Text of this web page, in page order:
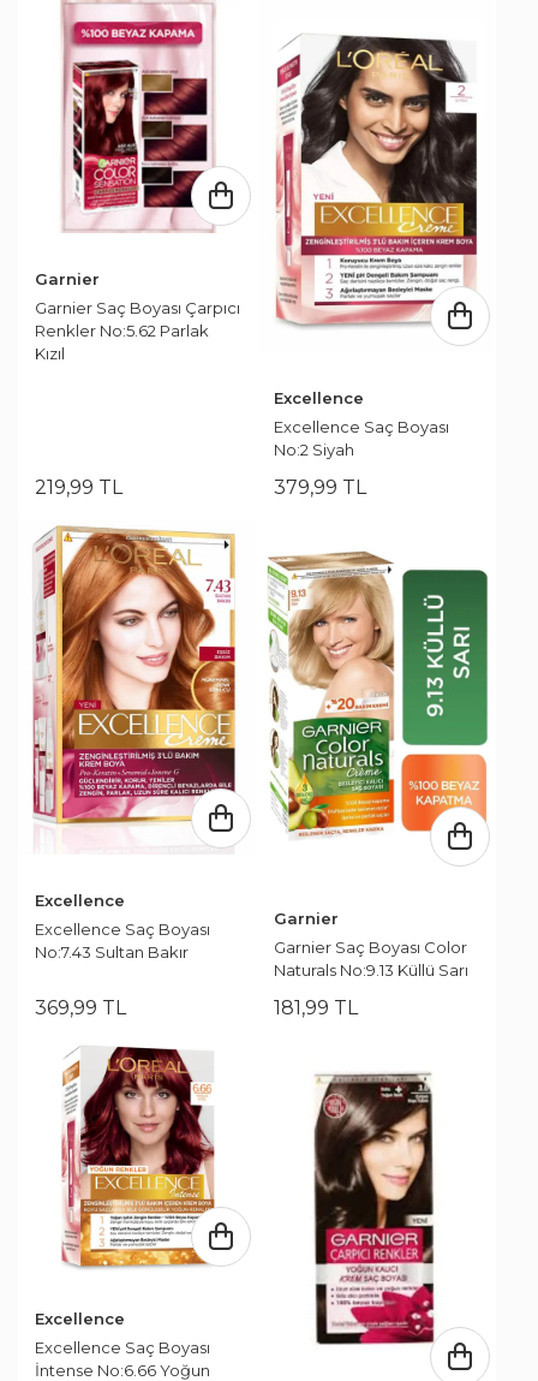
Garnier
Garnier Saç Boyası Çarpıcı
Renkler No:5.62 Parlak
Kızıl
219,99 TL
Excellence
Excellence Saç Boyası
No:2 Siyah
379,99 TL
Excellence
Excellence Saç Boyası
No:7.43 Sultan Bakır
369,99 TL
Garnier
Garnier Saç Boyası Color
Naturals No:9.13 Küllü Sarı
181,99 TL
Excellence
Excellence Saç Boyası
İntense No:6.66 Yoğun